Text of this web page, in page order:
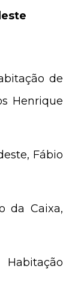
de
Henrique
Fábio
da Caixa,